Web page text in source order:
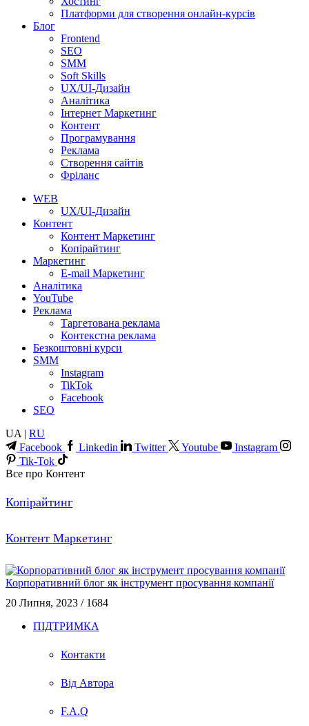
Платформи для створення онлайн-курсів
Блог
Frontend
SEO
SMM
Soft Skills
UX/UI-Дизайн
Аналітика
Інтернет Маркетинг
Контент
Програмування
Реклама
Створення сайтів
Фріланс
WEB
UX/UI-Дизайн
Контент
Контент Маркетинг
Копірайтинг
Маркетинг
E-mail Маркетинг
Аналітика
YouTube
Реклама
Таргетована реклама
Контекстна реклама
Безкоштовні курси
SMM
Instagram
TikTok
Facebook
SEO
UA | RU
Facebook
Linkedin Twitter Youtube
Instagram
Tik-Tok
Все про Контент
Копірайтинг
Контент Маркетинг
Корпоративний блог як інструмент просування компанії
20 Липня, 2023 / 1684
ПІДТРИМКА
Контакти
Від Автора
F.A.Q